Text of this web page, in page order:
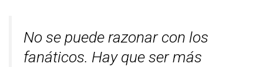
No se puede razonar con los
fanáticos. Hay que ser más